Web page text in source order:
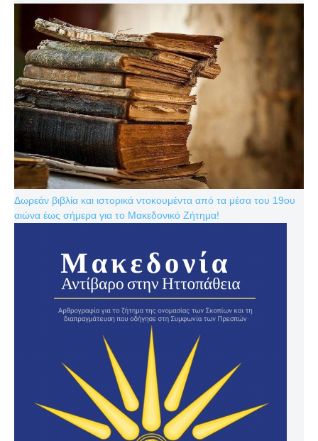
Δωρεάν βιβλία και ιστορικά ντοκουμέντα από τα μέσα του 19ου
αιώνα έως σήμερα για το Μακεδονικό Ζήτημα!